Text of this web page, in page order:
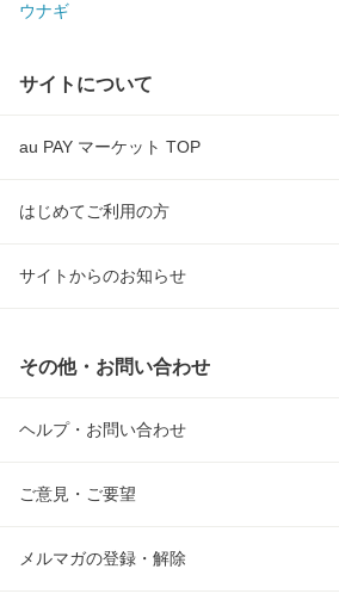
ウナギ
サイトについて
au PAY マーケット TOP
はじめてご利用の方
サイトからのお知らせ
その他・お問い合わせ
ヘルプ・お問い合わせ
ご意見・ご要望
メルマガの登録・解除